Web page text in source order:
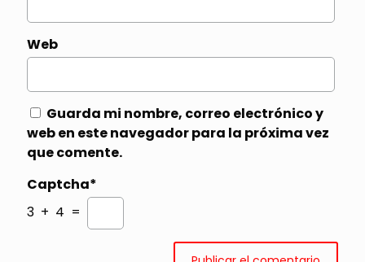
Web
Guarda mi nombre, correo electrónico y
web en este navegador para la próxima vez
que comente.
Captcha*
3 + 4 =